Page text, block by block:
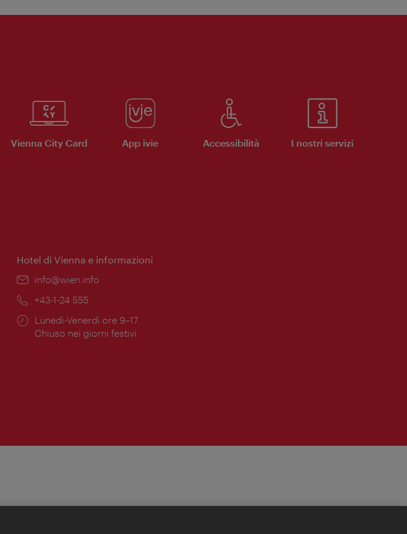
Vienna City Card App ivie Accessibilità I nostri servizi
Hotel di Vienna e informazioni
Email:
info@wien.info
Telefono:
+43-1-24 555
Orari
di
Lunedì-Venerdì ore 9–17
Chiuso nei giorni festivi